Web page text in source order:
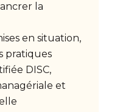
la
en situation,
pratiques
DISC,
et